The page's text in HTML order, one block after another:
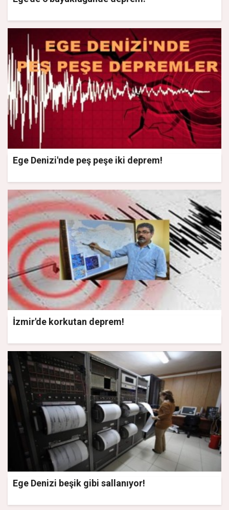
Ege Denizi'nde peş peşe iki deprem!
İzmir'de korkutan deprem!
Ege Denizi beşik gibi sallanıyor!